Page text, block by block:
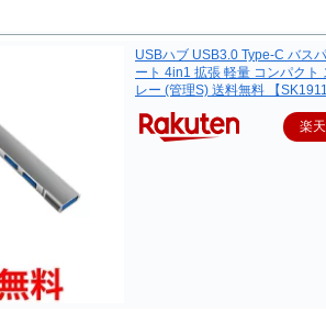
USBハブ USB3.0 Type-C バス
ート 4in1 拡張 軽量 コンパクト
レー (管理S) 送料無料 【
楽